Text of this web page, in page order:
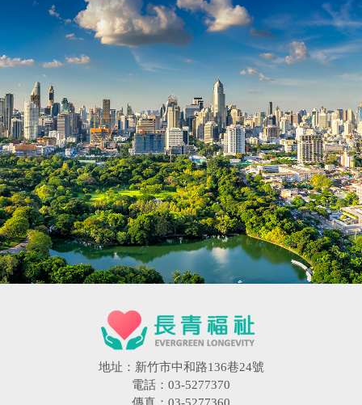
地址：新竹市中和路136巷24號
電話：03-5277370
傳真：03-5277360